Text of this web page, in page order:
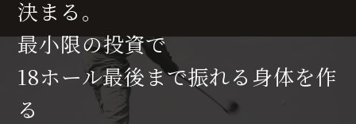
決まる。
最小限の投資で
18ホール最後まで振れる身体を作
る